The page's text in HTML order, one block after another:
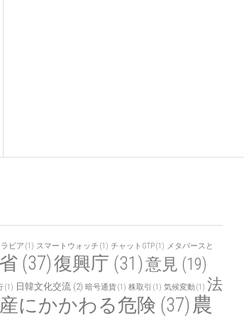
ビア (1) スマートウォッチ (1) チャットGTP(1) メタバースと
(37)復興庁 (31)意見 (19)
(1) 日韓文化交流(2) 暗号通貨(1) 株取引 (1) 気候変動(1) 法
にかかわる危険 (37) 農